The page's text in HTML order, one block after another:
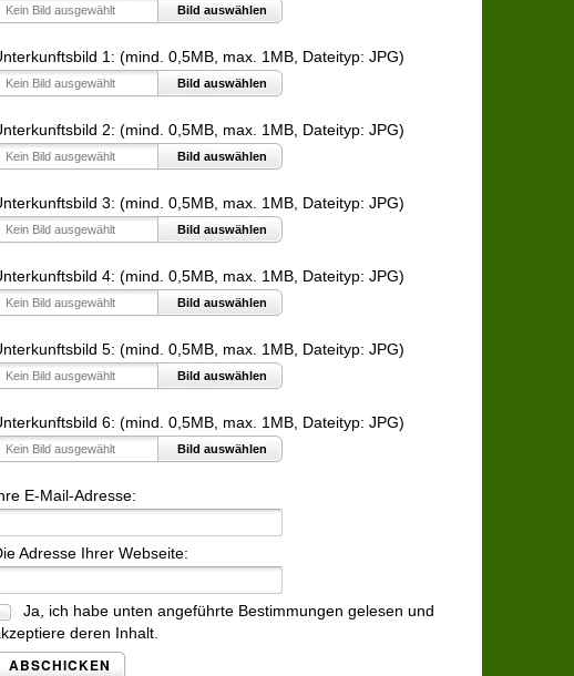
Kein Bild ausgewählt Bild auswählen
1: (mind. 0,5MB, max. 1MB, Dateityp: JPG)
Kein Bild ausgewählt Bild auswählen
2: (mind. 0,5MB, max. 1MB, Dateityp: JPG)
Kein Bild ausgewählt Bild auswählen
3: (mind. 0,5MB, max. 1MB, Dateityp: JPG)
Kein Bild ausgewählt Bild auswählen
4: (mind. 0,5MB, max. 1MB, Dateityp: JPG)
Kein Bild ausgewählt Bild auswählen
5: (mind. 0,5MB, max. 1MB, Dateityp: JPG)
Kein Bild ausgewählt Bild auswählen
6: (mind. 0,5MB, max. 1MB, Dateityp: JPG)
Kein Bild ausgewählt Bild auswählen
Ihre E-Mail-Adresse:
Adresse Ihrer Webseite:
Ja, ich habe unten angeführte Bestimmungen gelesen und
deren Inhalt.
ABSCHICKEN